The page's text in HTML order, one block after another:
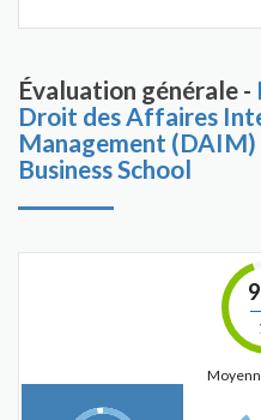
Évaluation générale -
Droit des Affaires
Management
Business School